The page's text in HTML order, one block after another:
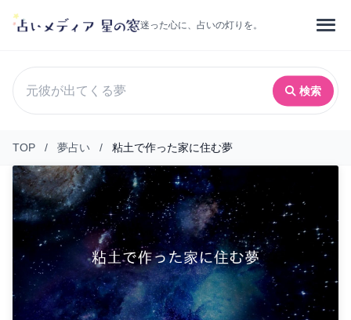
迷った心に、占いの灯りを。
検索
TOP / 夢占い / 粘土で作った家に住む夢